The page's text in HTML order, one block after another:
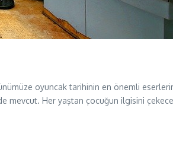
oyuncak tarihinin en önemli
mevcut. Her yaştan çocuğun ilgisini